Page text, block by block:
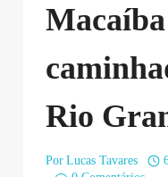
Rio
Por Lucas Tavares